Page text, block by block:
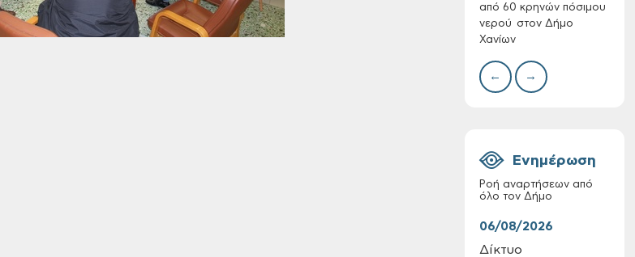
Πίνακες Κατάταξης
& Βαθμολογίας,
Πίνακες
ΣΟΧ 3/2026 του
Δήμου Χανίων
από 60 κρηνών πόσιμου
νερού στον Δήμο
Χανίων
← →
Ενημέρωση
Ροή αναρτήσεων από
όλο τον Δήμο
06/08/2026
Δίκτυο